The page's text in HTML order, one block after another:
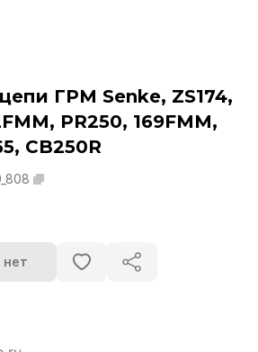
ГРМ Senke, ZS174,
PR250, 169FMM,
CB250R
нет